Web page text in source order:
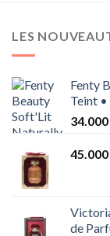
LES
Fenty
Teint
34.000
45.000
de